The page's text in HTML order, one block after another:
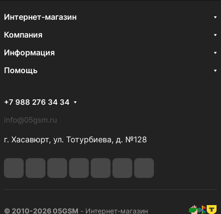
Интернет-магазин
Компания
Информация
Помощь
+7 988 276 34 34
info@05gsm.ru
г. Хасавюрт, ул. Тотурбиева, д. №128
© 2010-2026 05GSM - Интернет-магазин